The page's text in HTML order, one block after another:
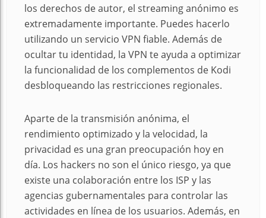
los derechos de autor, el streaming anónimo es
extremadamente importante. Puedes hacerlo
utilizando un servicio VPN fiable. Además de
ocultar tu identidad, la VPN te ayuda a optimizar
la funcionalidad de los complementos de Kodi
desbloqueando las restricciones regionales.
Aparte de la transmisión anónima, el
rendimiento optimizado y la velocidad, la
privacidad es una gran preocupación hoy en
día. Los hackers no son el único riesgo, ya que
existe una colaboración entre los ISP y las
agencias gubernamentales para controlar las
actividades en línea de los usuarios. Además, en